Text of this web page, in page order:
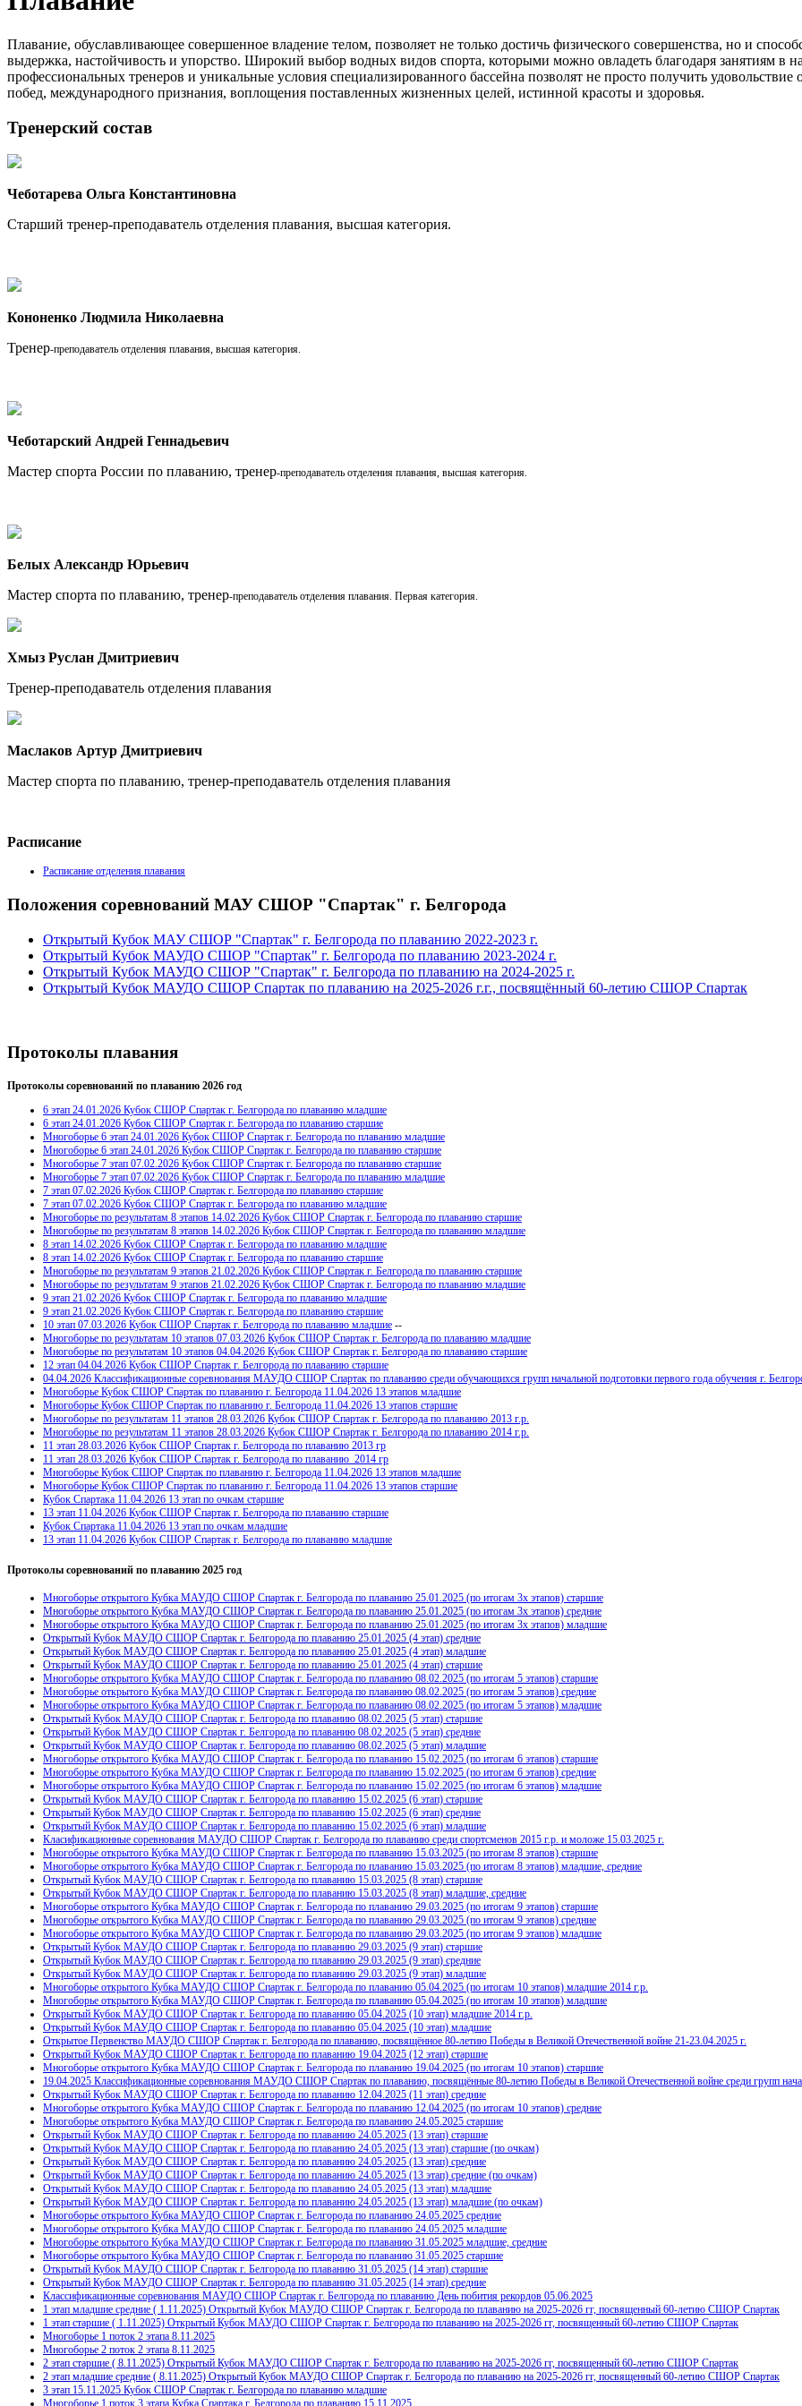
Плавание, обуславливающее совершенное владение телом, позволяет не только достичь физического совершенства, но и
выдержка, настойчивость и упорство. Широкий выбор водных видов спорта, которыми можно овладеть благодаря занятиям в
профессиональных тренеров и уникальные условия специализированного бассейна позволят не просто получить удовольствие
побед, международного признания, воплощения поставленных жизненных целей, истинной красоты и здоровья.
Тренерский состав
Чеботарева Ольга Константиновна
Старший тренер-преподаватель отделения плавания, высшая категория.
Кононенко Людмила Николаевна
Тренер-преподаватель отделения плавания, высшая категория.
Чеботарский Андрей Геннадьевич
Мастер спорта России по плаванию, тренер-преподаватель отделения плавания, высшая категория.
Белых Александр Юрьевич
Мастер спорта по плаванию, тренер-преподаватель отделения плавания. Первая категория.
Хмыз Руслан Дмитриевич
Тренер-преподаватель отделения плавания
Маслаков Артур Дмитриевич
Мастер спорта по плаванию, тренер-преподаватель отделения плавания
Расписание
Расписание отделения плавания
Положения соревнований МАУ СШОР "Спартак" г. Белгорода
Открытый Кубок МАУ СШОР "Спартак" г. Белгорода по плаванию 2022-2023 г.
Открытый Кубок МАУДО СШОР "Спартак" г. Белгорода по плаванию 2023-2024 г.
Открытый Кубок МАУДО СШОР "Спартак" г. Белгорода по плаванию на 2024-2025 г.
Открытый Кубок МАУДО СШОР Спартак по плаванию на 2025-2026 г.г., посвящённый 60-летию СШОР Спартак
Протоколы плавания
Протоколы соревнований по плаванию 2026 год
6 этап 24.01.2026 Кубок СШОР Спартак г. Белгорода по плаванию младшие
6 этап 24.01.2026 Кубок СШОР Спартак г. Белгорода по плаванию старшие
Многоборье 6 этап 24.01.2026 Кубок СШОР Спартак г. Белгорода по плаванию младшие
Многоборье 6 этап 24.01.2026 Кубок СШОР Спартак г. Белгорода по плаванию старшие
Многоборье 7 этап 07.02.2026 Кубок СШОР Спартак г. Белгорода по плаванию старшие
Многоборье 7 этап 07.02.2026 Кубок СШОР Спартак г. Белгорода по плаванию младшие
7 этап 07.02.2026 Кубок СШОР Спартак г. Белгорода по плаванию старшие
7 этап 07.02.2026 Кубок СШОР Спартак г. Белгорода по плаванию младшие
Многоборье по результатам 8 этапов 14.02.2026 Кубок СШОР Спартак г. Белгорода по плаванию старшие
Многоборье по результатам 8 этапов 14.02.2026 Кубок СШОР Спартак г. Белгорода по плаванию младшие
8 этап 14.02.2026 Кубок СШОР Спартак г. Белгорода по плаванию младшие
8 этап 14.02.2026 Кубок СШОР Спартак г. Белгорода по плаванию старшие
Многоборье по результатам 9 этапов 21.02.2026 Кубок СШОР Спартак г. Белгорода по плаванию старшие
Многоборье по результатам 9 этапов 21.02.2026 Кубок СШОР Спартак г. Белгорода по плаванию младшие
9 этап 21.02.2026 Кубок СШОР Спартак г. Белгорода по плаванию младшие
9 этап 21.02.2026 Кубок СШОР Спартак г. Белгорода по плаванию старшие
10 этап 07.03.2026 Кубок СШОР Спартак г. Белгорода по плаванию младшие --
Многоборье по результатам 10 этапов 07.03.2026 Кубок СШОР Спартак г. Белгорода по плаванию младшие
Многоборье по результатам 10 этапов 04.04.2026 Кубок СШОР Спартак г. Белгорода по плаванию старшие
12 этап 04.04.2026 Кубок СШОР Спартак г. Белгорода по плаванию старшие
04.04.2026 Классификационные соревнования МАУДО СШОР Спартак по плаванию среди обучающихся групп начальной подготовки первого года обучения г.
Многоборье Кубок СШОР Спартак по плаванию г. Белгорода 11.04.2026 13 этапов младшие
Многоборье Кубок СШОР Спартак по плаванию г. Белгорода 11.04.2026 13 этапов старшие
Многоборье по результатам 11 этапов 28.03.2026 Кубок СШОР Спартак г. Белгорода по плаванию 2013 г.р.
Многоборье по результатам 11 этапов 28.03.2026 Кубок СШОР Спартак г. Белгорода по плаванию 2014 г.р.
11 этап 28.03.2026 Кубок СШОР Спартак г. Белгорода по плаванию 2013 гр
11 этап 28.03.2026 Кубок СШОР Спартак г. Белгорода по плаванию 2014 гр
Многоборье Кубок СШОР Спартак по плаванию г. Белгорода 11.04.2026 13 этапов младшие
Многоборье Кубок СШОР Спартак по плаванию г. Белгорода 11.04.2026 13 этапов старшие
Кубок Спартака 11.04.2026 13 этап по очкам старшие
13 этап 11.04.2026 Кубок СШОР Спартак г. Белгорода по плаванию старшие
Кубок Спартака 11.04.2026 13 этап по очкам младшие
13 этап 11.04.2026 Кубок СШОР Спартак г. Белгорода по плаванию младшие
Протоколы соревнований по плаванию 2025 год
Многоборье открытого Кубка МАУДО СШОР Спартак г. Белгорода по плаванию 25.01.2025 (по итогам 3х этапов) старшие
Многоборье открытого Кубка МАУДО СШОР Спартак г. Белгорода по плаванию 25.01.2025 (по итогам 3х этапов) средние
Многоборье открытого Кубка МАУДО СШОР Спартак г. Белгорода по плаванию 25.01.2025 (по итогам 3х этапов) младшие
Открытый Кубок МАУДО СШОР Спартак г. Белгорода по плаванию 25.01.2025 (4 этап) средние
Открытый Кубок МАУДО СШОР Спартак г. Белгорода по плаванию 25.01.2025 (4 этап) младшие
Открытый Кубок МАУДО СШОР Спартак г. Белгорода по плаванию 25.01.2025 (4 этап) старшие
Многоборье открытого Кубка МАУДО СШОР Спартак г. Белгорода по плаванию 08.02.2025 (по итогам 5 этапов) старшие
Многоборье открытого Кубка МАУДО СШОР Спартак г. Белгорода по плаванию 08.02.2025 (по итогам 5 этапов) средние
Многоборье открытого Кубка МАУДО СШОР Спартак г. Белгорода по плаванию 08.02.2025 (по итогам 5 этапов) младшие
Открытый Кубок МАУДО СШОР Спартак г. Белгорода по плаванию 08.02.2025 (5 этап) старшие
Открытый Кубок МАУДО СШОР Спартак г. Белгорода по плаванию 08.02.2025 (5 этап) средние
Открытый Кубок МАУДО СШОР Спартак г. Белгорода по плаванию 08.02.2025 (5 этап) младшие
Многоборье открытого Кубка МАУДО СШОР Спартак г. Белгорода по плаванию 15.02.2025 (по итогам 6 этапов) старшие
Многоборье открытого Кубка МАУДО СШОР Спартак г. Белгорода по плаванию 15.02.2025 (по итогам 6 этапов) средние
Многоборье открытого Кубка МАУДО СШОР Спартак г. Белгорода по плаванию 15.02.2025 (по итогам 6 этапов) младшие
Открытый Кубок МАУДО СШОР Спартак г. Белгорода по плаванию 15.02.2025 (6 этап) старшие
Открытый Кубок МАУДО СШОР Спартак г. Белгорода по плаванию 15.02.2025 (6 этап) средние
Открытый Кубок МАУДО СШОР Спартак г. Белгорода по плаванию 15.02.2025 (6 этап) младшие
Класификационные соревнования МАУДО СШОР Спартак г. Белгорода по плаванию среди спортсменов 2015 г.р. и моложе 15.03.2025 г.
Многоборье открытого Кубка МАУДО СШОР Спартак г. Белгорода по плаванию 15.03.2025 (по итогам 8 этапов) старшие
Многоборье открытого Кубка МАУДО СШОР Спартак г. Белгорода по плаванию 15.03.2025 (по итогам 8 этапов) младшие, средние
Открытый Кубок МАУДО СШОР Спартак г. Белгорода по плаванию 15.03.2025 (8 этап) старшие
Открытый Кубок МАУДО СШОР Спартак г. Белгорода по плаванию 15.03.2025 (8 этап) младшие, средние
Многоборье открытого Кубка МАУДО СШОР Спартак г. Белгорода по плаванию 29.03.2025 (по итогам 9 этапов) старшие
Многоборье открытого Кубка МАУДО СШОР Спартак г. Белгорода по плаванию 29.03.2025 (по итогам 9 этапов) средние
Многоборье открытого Кубка МАУДО СШОР Спартак г. Белгорода по плаванию 29.03.2025 (по итогам 9 этапов) младшие
Открытый Кубок МАУДО СШОР Спартак г. Белгорода по плаванию 29.03.2025 (9 этап) старшие
Открытый Кубок МАУДО СШОР Спартак г. Белгорода по плаванию 29.03.2025 (9 этап) средние
Открытый Кубок МАУДО СШОР Спартак г. Белгорода по плаванию 29.03.2025 (9 этап) младшие
Многоборье открытого Кубка МАУДО СШОР Спартак г. Белгорода по плаванию 05.04.2025 (по итогам 10 этапов) младшие 2014 г.р.
Многоборье открытого Кубка МАУДО СШОР Спартак г. Белгорода по плаванию 05.04.2025 (по итогам 10 этапов) младшие
Открытый Кубок МАУДО СШОР Спартак г. Белгорода по плаванию 05.04.2025 (10 этап) младшие 2014 г.р.
Открытый Кубок МАУДО СШОР Спартак г. Белгорода по плаванию 05.04.2025 (10 этап) младшие
Открытое Первенство МАУДО СШОР Спартак г. Белгорода по плаванию, посвящённое 80-летию Победы в Великой Отечественной войне 21-23.04.2025 г.
Открытый Кубок МАУДО СШОР Спартак г. Белгорода по плаванию 19.04.2025 (12 этап) старшие
Многоборье открытого Кубка МАУДО СШОР Спартак г. Белгорода по плаванию 19.04.2025 (по итогам 10 этапов) старшие
19.04.2025 Классификационные соревнования МАУДО СШОР Спартак по плаванию, посвящённые 80-летию Победы в Великой Отечественной войне среди групп
Открытый Кубок МАУДО СШОР Спартак г. Белгорода по плаванию 12.04.2025 (11 этап) средние
Многоборье открытого Кубка МАУДО СШОР Спартак г. Белгорода по плаванию 12.04.2025 (по итогам 10 этапов) средние
Многоборье открытого Кубка МАУДО СШОР Спартак г. Белгорода по плаванию 24.05.2025 старшие
Открытый Кубок МАУДО СШОР Спартак г. Белгорода по плаванию 24.05.2025 (13 этап) старшие
Открытый Кубок МАУДО СШОР Спартак г. Белгорода по плаванию 24.05.2025 (13 этап) старшие (по очкам)
Открытый Кубок МАУДО СШОР Спартак г. Белгорода по плаванию 24.05.2025 (13 этап) средние
Открытый Кубок МАУДО СШОР Спартак г. Белгорода по плаванию 24.05.2025 (13 этап) средние (по очкам)
Открытый Кубок МАУДО СШОР Спартак г. Белгорода по плаванию 24.05.2025 (13 этап) младшие
Открытый Кубок МАУДО СШОР Спартак г. Белгорода по плаванию 24.05.2025 (13 этап) младшие (по очкам)
Многоборье открытого Кубка МАУДО СШОР Спартак г. Белгорода по плаванию 24.05.2025 средние
Многоборье открытого Кубка МАУДО СШОР Спартак г. Белгорода по плаванию 24.05.2025 младшие
Многоборье открытого Кубка МАУДО СШОР Спартак г. Белгорода по плаванию 31.05.2025 младшие, средние
Многоборье открытого Кубка МАУДО СШОР Спартак г. Белгорода по плаванию 31.05.2025 старшие
Открытый Кубок МАУДО СШОР Спартак г. Белгорода по плаванию 31.05.2025 (14 этап) старшие
Открытый Кубок МАУДО СШОР Спартак г. Белгорода по плаванию 31.05.2025 (14 этап) средние
Классификационные соревнования МАУДО СШОР Спартак г. Белгорода по плаванию День побития рекордов 05.06.2025
1 этап младшие средние ( 1.11.2025) Открытый Кубок МАУДО СШОР Спартак г. Белгорода по плаванию на 2025-2026 гг, посвященный 60-летию СШОР Спартак
1 этап старшие ( 1.11.2025) Открытый Кубок МАУДО СШОР Спартак г. Белгорода по плаванию на 2025-2026 гг, посвященный 60-летию СШОР Спартак
Многоборье 1 поток 2 этапа 8.11.2025
Многоборье 2 поток 2 этапа 8.11.2025
2 этап старшие ( 8.11.2025) Открытый Кубок МАУДО СШОР Спартак г. Белгорода по плаванию на 2025-2026 гг, посвященный 60-летию СШОР Спартак
2 этап младшие средние ( 8.11.2025) Открытый Кубок МАУДО СШОР Спартак г. Белгорода по плаванию на 2025-2026 гг, посвященный 60-летию СШОР Спартак
3 этап 15.11.2025 Кубок СШОР Спартак г. Белгорода по плаванию младшие